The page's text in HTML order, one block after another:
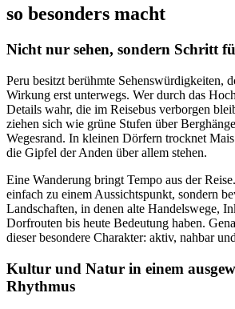
so besonders macht
Nicht nur sehen, sondern Schritt
Peru besitzt berühmte Sehenswürdigkeiten,
Wirkung erst unterwegs. Wer durch das
Details wahr, die im Reisebus verborgen
ziehen sich wie grüne Stufen über
Wegesrand. In kleinen Dörfern trocknet
die Gipfel der Anden über allem stehen.
Eine Wanderung bringt Tempo aus der
einfach zu einem Aussichtspunkt, sondern
Landschaften, in denen alte Handelswege,
Dorfrouten bis heute Bedeutung haben.
dieser besondere Charakter: aktiv, nahbar
Kultur und Natur in einem
Rhythmus